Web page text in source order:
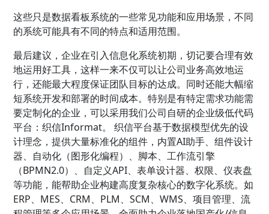
这些只是数据看板系统的一些常见功能和应用场景，不同
的系统可能具有不同的特点和适用范围。
最后建议，企业在引入信息化系统初期，切记要合理有效
地运用好工具，这样一来不仅可以让公司业务高效地运
行，还能最大程度保证团队目标的达成。同时还能大幅缩
短系统开发和部署的时间成本。特别是有特定需求功能需
要定制化的企业，可以采用我们公司自研的企业级低代码
平台：织信Informat。 织信平台基于数据模型优先的设
计理念，提供大量标准化的组件，内置AI助手、组件设计
器、自动化（图形化编程）、脚本、工作流引擎
（BPMN2.0）、自定义API、表单设计器、权限、仪表盘
等功能，能帮助企业构建高度复杂核心的数字化系统。如
ERP、MES、CRM、PLM、SCM、WMS、项目管理、流